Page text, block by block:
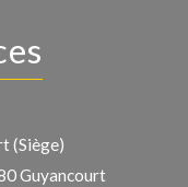
(Siège)
Guyancourt